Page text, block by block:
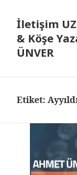
İletişim
& Köşe
ÜNVER
Etiket: